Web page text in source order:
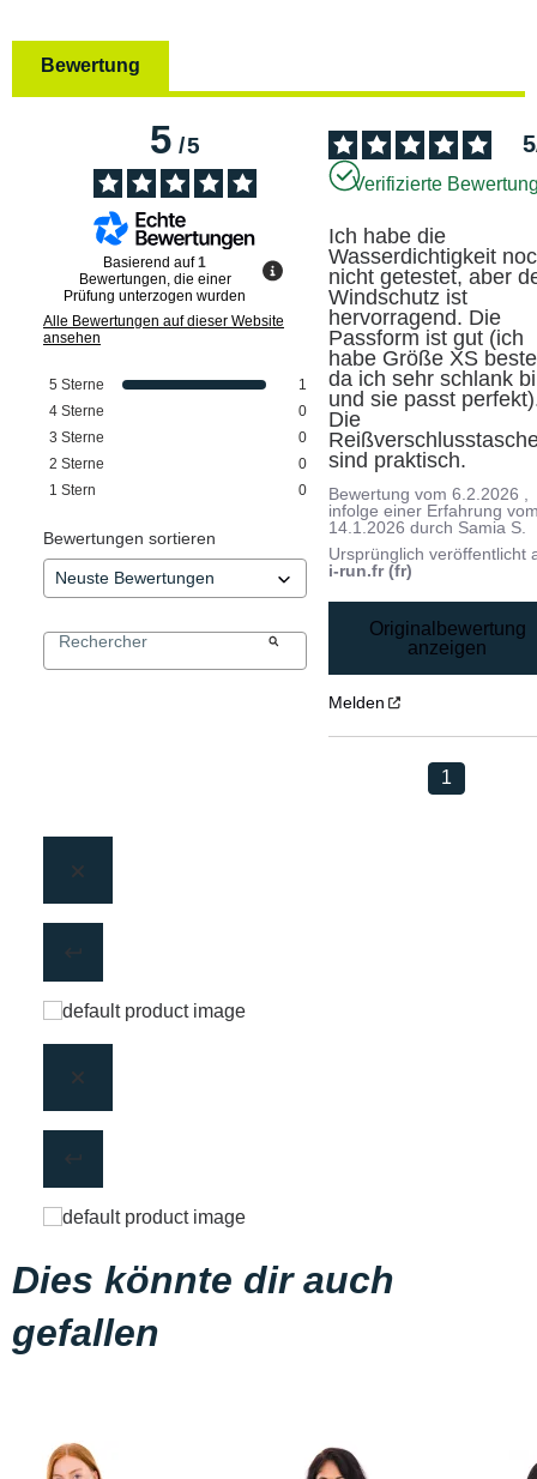
Bewertung
5/5
Basierend auf1
Bewertungen, die einer
Prüfung unterzogen wurden
Alle Bewertungen auf dieser Website
ansehen
5 Sterne
1
4 Sterne
0
3 Sterne
0
2 Sterne
0
1 Stern 0
Bewertungen sortieren
5
Verifizierte
Ich habe die
Wasserdichtigkeit
nicht getestet, aber
Windschutz ist
hervorragend. Die
Passform ist gut (ich
habe Größe XS
da ich sehr schlank
und sie passt
Die
sind praktisch.
Bewertung vom6.2.2026
infolge einer Erfahrung
14.1.2026 durch Samia S.
Ursprünglich veröffentlicht
i-run.fr (fr)
Originalbewertung
anzeigen
Melden
1
Dies könnte dir auch
gefallen